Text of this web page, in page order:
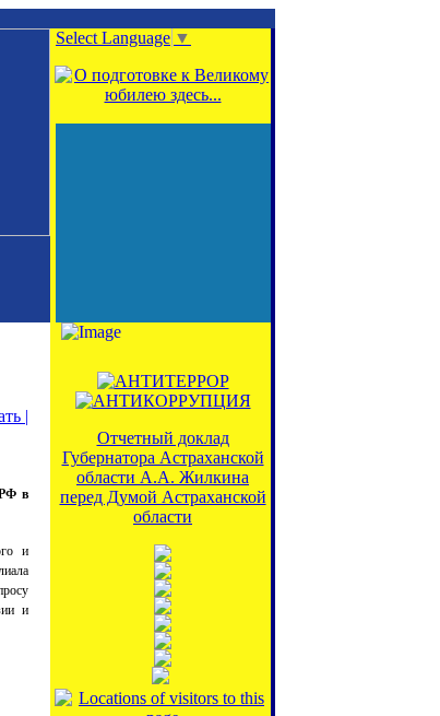
Select Language ▼
|
РФ в
и
и
Отчетный доклад
Губернатора Астраханской
области А.А. Жилкина
перед Думой Астраханской
области